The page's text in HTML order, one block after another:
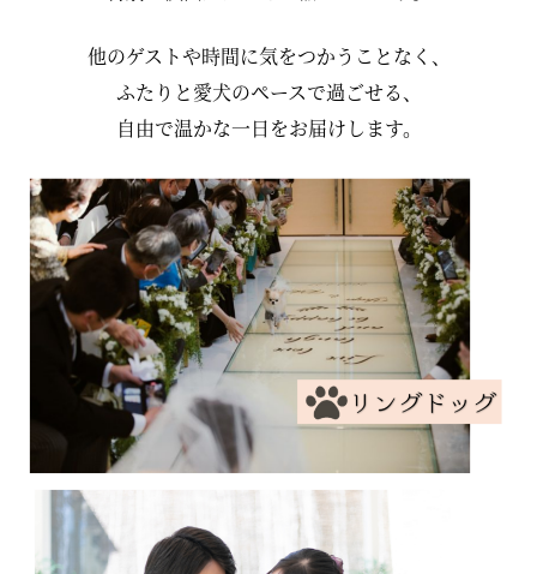
他のゲストや時間に気をつかうことなく、
ふたりと愛犬のペースで過ごせる、
自由で温かな一日をお届けします。